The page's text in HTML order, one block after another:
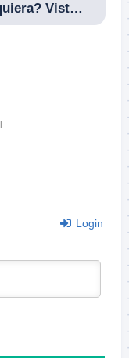
¿Para instructor vale cualquiera? Visto lo visto, parece que sí.
Login